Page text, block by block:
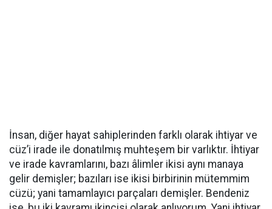
İnsan, diğer hayat sahiplerinden farklı olarak ihtiyar ve
cüz’i irade ile donatılmış muhteşem bir varlıktır. İhtiyar
ve irade kavramlarını, bazı âlimler ikisi aynı manaya
gelir demişler; bazıları ise ikisi birbirinin mütemmim
cüzü; yani tamamlayıcı parçaları demişler. Bendeniz